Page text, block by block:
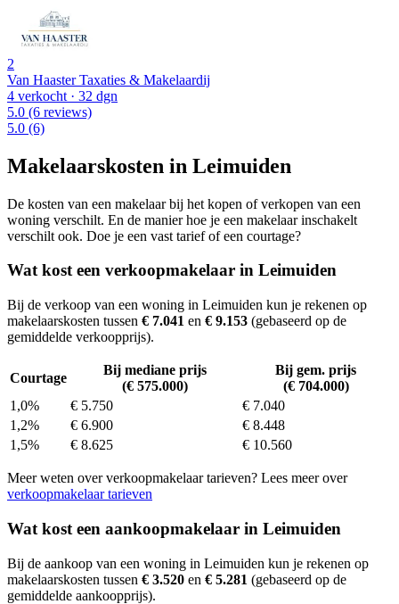
2
Van Haaster Taxaties & Makelaardij
4 verkocht · 32 dgn
5.0 (6 reviews)
5.0 (6)
Makelaarskosten in Leimuiden
De kosten van een makelaar bij het kopen of verkopen van een
woning verschilt. En de manier hoe je een makelaar inschakelt
verschilt ook. Doe je een vast tarief of een courtage?
Wat kost een verkoopmakelaar in Leimuiden
Bij de verkoop van een woning in Leimuiden kun je rekenen op
makelaarskosten tussen € 7.041 en € 9.153 (gebaseerd op de
gemiddelde verkoopprijs).
Courtage
Bij mediane prijs
(€ 575.000)
Bij gem. prijs
(€ 704.000)
1,0%
€ 5.750
€ 7.040
1,2%
€ 6.900
€ 8.448
1,5%
€ 8.625 € 10.560
Meer weten over verkoopmakelaar tarieven? Lees meer over
verkoopmakelaar tarieven
Wat kost een aankoopmakelaar in Leimuiden
Bij de aankoop van een woning in Leimuiden kun je rekenen op
makelaarskosten tussen € 3.520 en € 5.281 (gebaseerd op de
gemiddelde aankoopprijs).